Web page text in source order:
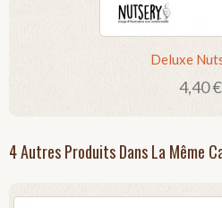
Deluxe
4,40 €
4 Autres Produits Dans La Même